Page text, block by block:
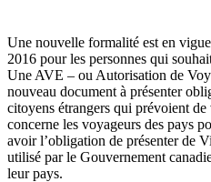
Une nouvelle formalité est en
2016 pour les personnes qui
Une AVE – ou Autorisation de
nouveau document à présenter
citoyens étrangers qui prévoient
concerne les voyageurs des pays
avoir l’obligation de présenter de
utilisé par le Gouvernement
leur pays.